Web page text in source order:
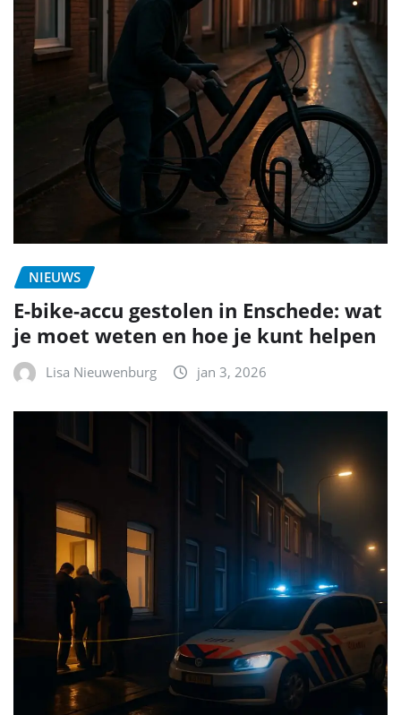
NIEUWS
E-bike-accu gestolen in Enschede: wat
je moet weten en hoe je kunt helpen
Lisa Nieuwenburg jan 3, 2026